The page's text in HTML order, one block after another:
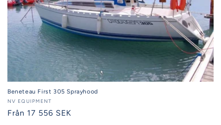
Beneteau First 305 Sprayhood
Säljare:
NV EQUIPMENT
Ordinarie
Från 17 556 SEK